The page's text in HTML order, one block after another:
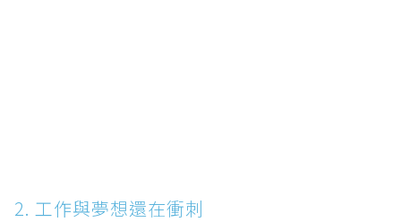
2. 工作與夢想還在衝刺